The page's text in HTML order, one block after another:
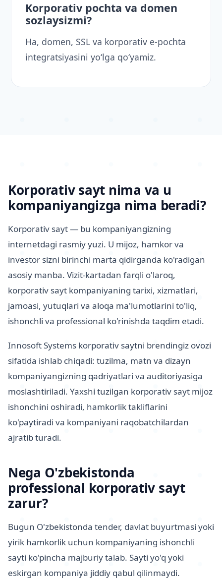
Korporativ pochta va domen
sozlaysizmi?
Ha, domen, SSL va korporativ e-pochta
integratsiyasini yo‘lga qo‘yamiz.
Korporativ sayt nima va u
kompaniyangizga nima beradi?
Korporativ sayt — bu kompaniyangizning
internetdagi rasmiy yuzi. U mijoz, hamkor va
investor sizni birinchi marta qidirganda ko'radigan
asosiy manba. Vizit-kartadan farqli o'laroq,
korporativ sayt kompaniyaning tarixi, xizmatlari,
jamoasi, yutuqlari va aloqa ma'lumotlarini to'liq,
ishonchli va professional ko'rinishda taqdim etadi.
Innosoft Systems korporativ saytni brendingiz ovozi
sifatida ishlab chiqadi: tuzilma, matn va dizayn
kompaniyangizning qadriyatlari va auditoriyasiga
moslashtiriladi. Yaxshi tuzilgan korporativ sayt mijoz
ishonchini oshiradi, hamkorlik takliflarini
ko'paytiradi va kompaniyani raqobatchilardan
ajratib turadi.
Nega O'zbekistonda
professional korporativ sayt
zarur?
Bugun O'zbekistonda tender, davlat buyurtmasi yoki
yirik hamkorlik uchun kompaniyaning ishonchli
sayti ko'pincha majburiy talab. Sayti yo'q yoki
eskirgan kompaniya jiddiy qabul qilinmaydi.